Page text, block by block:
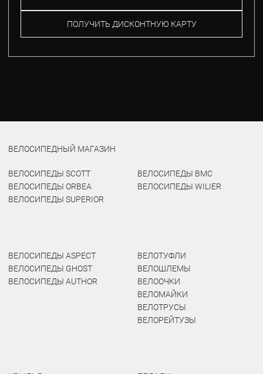
ПОЛУЧИТЬ ДИСКОНТНУЮ КАРТУ
ВЕЛОСИПЕДНЫЙ МАГАЗИН
ВЕЛОСИПЕДЫ SCOTT
ВЕЛОСИПЕДЫ ORBEA
ВЕЛОСИПЕДЫ SUPERIOR
ВЕЛОСИПЕДЫ BMC
ВЕЛОСИПЕДЫ WILIER
ВЕЛОСИПЕДЫ ASPECT
ВЕЛОСИПЕДЫ GHOST
ВЕЛОСИПЕДЫ AUTHOR
ВЕЛОТУФЛИ
ВЕЛОШЛЕМЫ
ВЕЛООЧКИ
ВЕЛОМАЙКИ
ВЕЛОТРУСЫ
ВЕЛОРЕЙТУЗЫ